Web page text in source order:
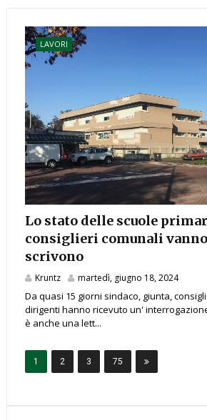
LAVORI
Lo stato delle scuole
consiglieri comunali vanno
scrivono
Kruntz martedì, giugno 18, 2024
Da quasi 15 giorni sindaco, giunta,
dirigenti hanno ricevuto un'
è anche una lett...
1 2 3 75